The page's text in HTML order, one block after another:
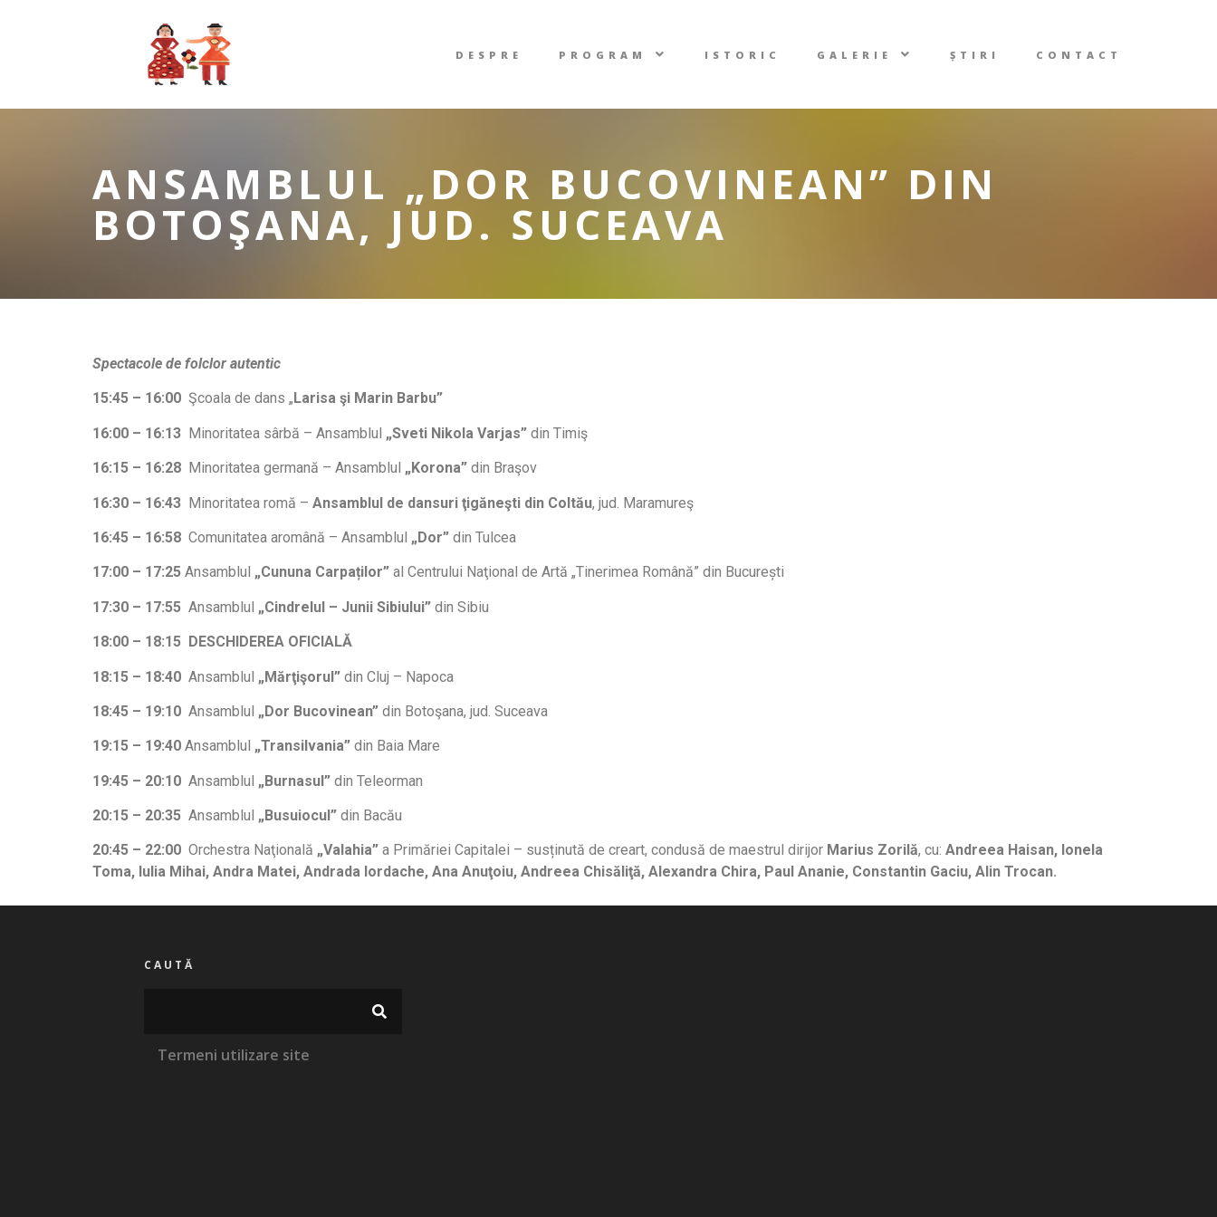
DESPRE PROGRAM ISTORIC GALERIE ȘTIRI CONTACT
ANSAMBLUL „DOR BUCOVINEAN” DIN
BOTOŞANA, JUD. SUCEAVA
Spectacole de folclor autentic
15:45 – 16:00 Şcoala de dans „ Larisa şi Marin Barbu”
16:00 – 16:13 Minoritatea sârbă – Ansamblul „Sveti Nikola Varjas” din Timiş
16:15 – 16:28 Minoritatea germană – Ansamblul „Korona” din Braşov
16:30 – 16:43 Minoritatea romă – Ansamblul de dansuri ţigăneşti din Coltău, jud. Maramureş
16:45 – 16:58 Comunitatea aromână – Ansamblul „Dor” din Tulcea
17:00 – 17:25 Ansamblul „Cununa Carpaților” al Centrului Naţional de Artă „Tinerimea Română” din București
17:30 – 17:55 Ansamblul „Cindrelul – Junii Sibiului” din Sibiu
18:00 – 18:15 DESCHIDEREA OFICIALĂ
18:15 – 18:40 Ansamblul „Mărţişorul” din Cluj – Napoca
18:45 – 19:10 Ansamblul „Dor Bucovinean” din Botoşana, jud. Suceava
19:15 – 19:40 Ansamblul „Transilvania” din Baia Mare
19:45 – 20:10 Ansamblul „Burnasul” din Teleorman
20:15 – 20:35 Ansamblul „Busuiocul” din Bacău
20:45 – 22:00 Orchestra Naţională „Valahia” a Primăriei Capitalei – susținută de creart, condusă de maestrul dirijor Marius Zorilă, cu: Andreea Haisan, Ionela
Toma, Iulia Mihai, Andra Matei, Andrada Iordache, Ana Anuţoiu, Andreea Chisăliţă, Alexandra Chira, Paul Ananie, Constantin Gaciu, Alin Trocan.
CAUTĂ
Termeni utilizare site